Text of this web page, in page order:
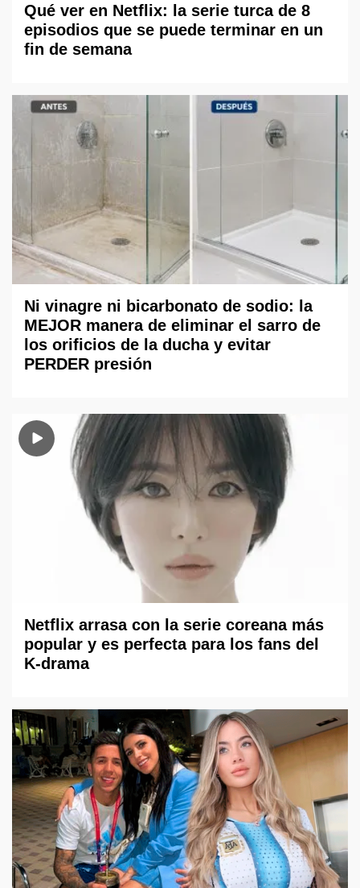
Qué ver en Netflix: la serie turca de 8
episodios que se puede terminar en un
fin de semana
Ni vinagre ni bicarbonato de sodio: la
MEJOR manera de eliminar el sarro de
los orificios de la ducha y evitar
PERDER presión
Netflix arrasa con la serie coreana más
popular y es perfecta para los fans del
K-drama